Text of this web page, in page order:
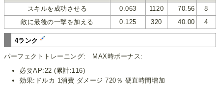
スキルを成功させる
0.063 1120 70.56
8
敵に最後の一撃を加える
0.125 320 40.00 4
4ランク
パーフェクトトレーニング: MAX時ボーナス:
必要AP:22 (累計:116)
効果:ドルカ 1消費 ダメージ 720％ 硬直時間増加